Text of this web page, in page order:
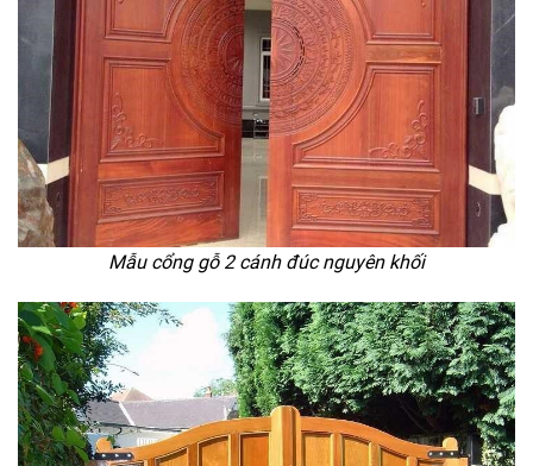
Mẫu cổng gỗ 2 cánh đúc nguyên khối